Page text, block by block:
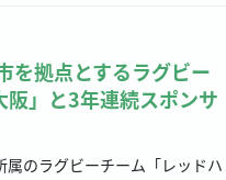
を拠点とするラグビー
阪」と3年連続スポンサ
属のラグビーチーム「レッドハ